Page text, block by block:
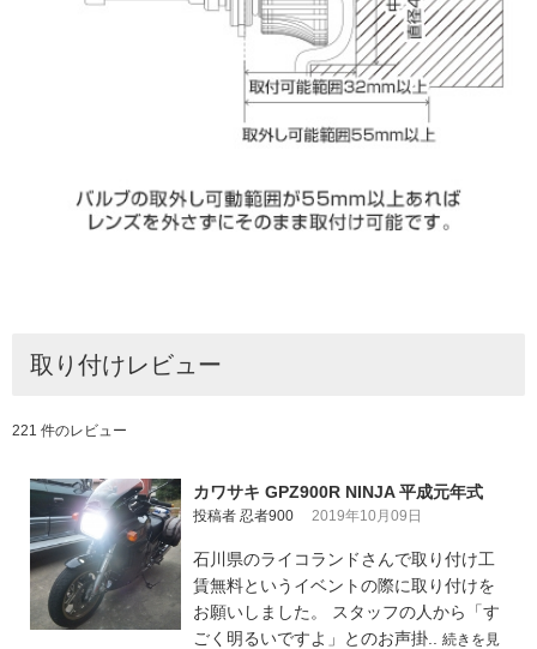
取り付けレビュー
221 件のレビュー
カワサキ GPZ900R NINJA 平成元年式
投稿者 忍者900 2019年10月09日
石川県のライコランドさんで取り付け工
賃無料というイベントの際に取り付けを
お願いしました。 スタッフの人から「す
ごく明るいですよ」とのお声掛.. 続きを見